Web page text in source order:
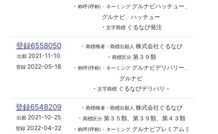
・ 称呼(呼称)・ネーミンググルナビハッチュー、
グルナビ、ハッチュー
・ 文字商標ぐるなび発注
登録6558050
出願2021-11-10
登録2022-05-18
・ 商標権者・商標出願人 株式会社ぐるなび
・ 商標区分第３９類
・ 称呼(呼称)・ネーミンググルナビデリバリー、
グルナビ
・ 文字商標ぐるなびデリバリ－
登録6548209
出願2021-10-25
登録 2022-04-22
・ 商標権者・商標出願人 株式会社ぐるなび
・ 商標区分第３５類、第３９類、第４３類
・ 称呼(呼称)・ネーミンググルナビプレミアムミ